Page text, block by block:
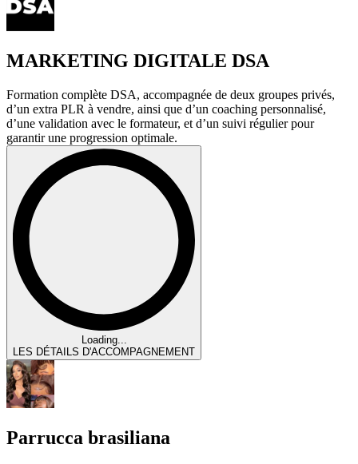
MARKETING DIGITALE DSA
Formation complète DSA, accompagnée de deux groupes privés,
d’un extra PLR à vendre, ainsi que d’un coaching personnalisé,
d’une validation avec le formateur, et d’un suivi régulier pour
garantir une progression optimale.
Loading...
LES DÉTAILS D'ACCOMPAGNEMENT
Parrucca brasiliana